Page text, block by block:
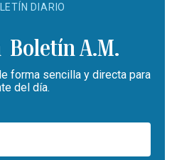
DIARIO
Boletín A.M.
forma sencilla y directa para
del día.